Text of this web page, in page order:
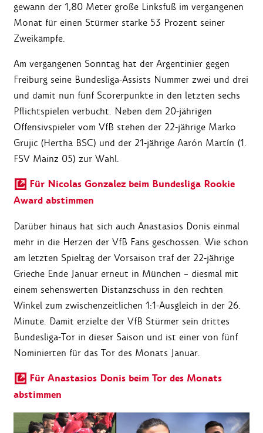
gewann der 1,80 Meter große Linksfuß im vergangenen
Monat für einen Stürmer starke 53 Prozent seiner
Zweikämpfe.
Am vergangenen Sonntag hat der Argentinier gegen
Freiburg seine Bundesliga-Assists Nummer zwei und drei
und damit nun fünf Scorerpunkte in den letzten sechs
Pflichtspielen verbucht. Neben dem 20-jährigen
Offensivspieler vom VfB stehen der 22-jährige Marko
Grujic (Hertha BSC) und der 21-jährige Aarón Martín (1.
FSV Mainz 05) zur Wahl.
Für Nicolas Gonzalez beim Bundesliga Rookie
Award abstimmen
Darüber hinaus hat sich auch Anastasios Donis einmal
mehr in die Herzen der VfB Fans geschossen. Wie schon
am letzten Spieltag der Vorsaison traf der 22-jährige
Grieche Ende Januar erneut in München – diesmal mit
einem sehenswerten Distanzschuss in den rechten
Winkel zum zwischenzeitlichen 1:1-Ausgleich in der 26.
Minute. Damit erzielte der VfB Stürmer sein drittes
Bundesliga-Tor in dieser Saison und ist einer von fünf
Nominierten für das Tor des Monats Januar.
Für Anastasios Donis beim Tor des Monats
abstimmen